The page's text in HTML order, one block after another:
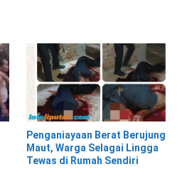
Penganiayaan Berat Berujung
Maut, Warga Selagai Lingga
Tewas di Rumah Sendiri